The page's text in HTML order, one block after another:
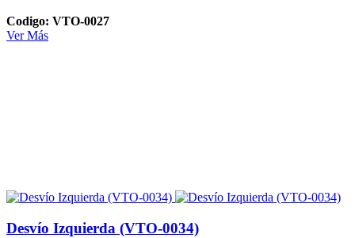
Codigo: VTO-0027
Ver Más
Desvío Izquierda (VTO-0034)